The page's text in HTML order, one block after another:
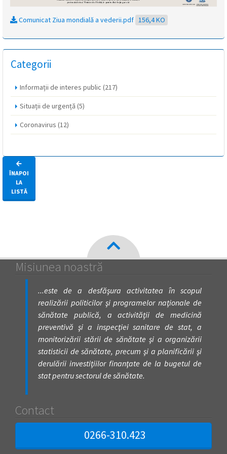
Comunicat Ziua mondială a vederii.pdf 156,4 KO
Categorii
Informații de interes public (217)
Situații de urgență (5)
Coronavirus (12)
ÎNAPOI
LA
LISTĂ
Misiunea noastră
...este de a desfăşura activitatea în scopul
realizării politicilor şi programelor naţionale de
sănătate publică, a activităţii de medicină
preventivă şi a inspecţiei sanitare de stat, a
monitorizării stării de sănătate şi a organizării
statisticii de sănătate, precum şi a planificării şi
derulării investiţiilor finanţate de la bugetul de
stat pentru sectorul de sănătate.
Contact
0266-310.423